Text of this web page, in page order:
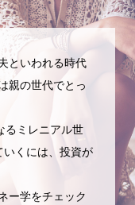
といわれる時代
親の世代でとっ
るミレニアル世
くには、投資が
ー学をチェック